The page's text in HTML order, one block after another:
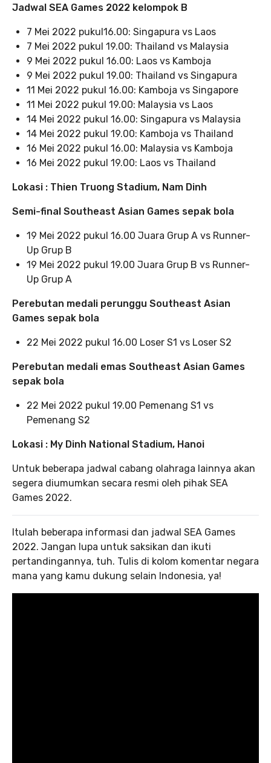
Jadwal SEA Games 2022 kelompok B
7 Mei 2022 pukul16.00: Singapura vs Laos
7 Mei 2022 pukul 19.00: Thailand vs Malaysia
9 Mei 2022 pukul 16.00: Laos vs Kamboja
9 Mei 2022 pukul 19.00: Thailand vs Singapura
11 Mei 2022 pukul 16.00: Kamboja vs Singapore
11 Mei 2022 pukul 19.00: Malaysia vs Laos
14 Mei 2022 pukul 16.00: Singapura vs Malaysia
14 Mei 2022 pukul 19.00: Kamboja vs Thailand
16 Mei 2022 pukul 16.00: Malaysia vs Kamboja
16 Mei 2022 pukul 19.00: Laos vs Thailand
Lokasi : Thien Truong Stadium, Nam Dinh
Semi-final Southeast Asian Games sepak bola
19 Mei 2022 pukul 16.00 Juara Grup A vs Runner-
Up Grup B
19 Mei 2022 pukul 19.00 Juara Grup B vs Runner-
Up Grup A
Perebutan medali perunggu Southeast Asian
Games sepak bola
22 Mei 2022 pukul 16.00 Loser S1 vs Loser S2
Perebutan medali emas Southeast Asian Games
sepak bola
22 Mei 2022 pukul 19.00 Pemenang S1 vs
Pemenang S2
Lokasi : My Dinh National Stadium, Hanoi
Untuk beberapa jadwal cabang olahraga lainnya akan
segera diumumkan secara resmi oleh pihak SEA
Games 2022.
Itulah beberapa informasi dan jadwal SEA Games
2022. Jangan lupa untuk saksikan dan ikuti
pertandingannya, tuh. Tulis di kolom komentar negara
mana yang kamu dukung selain Indonesia, ya!